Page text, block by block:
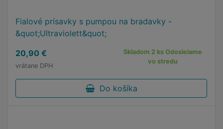
Fialové prísavky s pumpou na bradavky -
&quot;Ultraviolett&quot;
20,90 €
vrátane DPH
Skladom 2 ks Odosielame
vo stredu
Do košíka